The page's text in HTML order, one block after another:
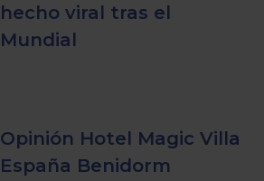
hecho viral tras el
Mundial
Opinión Hotel Magic Villa
España Benidorm